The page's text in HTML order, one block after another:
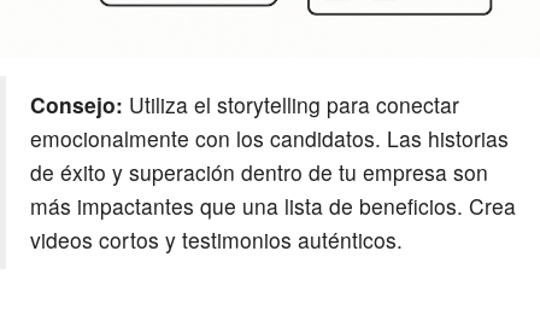
Consejo: Utiliza el storytelling para conectar
emocionalmente con los candidatos. Las historias
de éxito y superación dentro de tu empresa son
más impactantes que una lista de beneficios. Crea
videos cortos y testimonios auténticos.